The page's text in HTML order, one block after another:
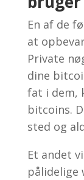
En af de
at
Private
dine
fat i dem,
bitcoins.
sted og
Et andet
pålidelige